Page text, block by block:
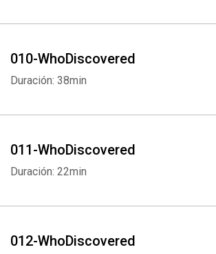
010-WhoDiscovered
Duración: 38min
011-WhoDiscovered
Duración: 22min
012-WhoDiscovered